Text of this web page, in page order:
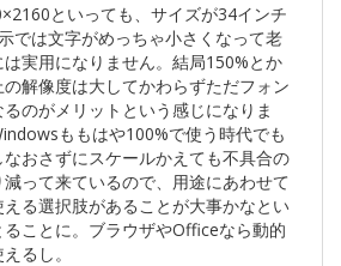
といっても、サイズが34インチ
では文字がめっちゃ小さくなって老
実用になりません。結局150%とか
解像度は大してかわらずただフォン
るのがメリットという感じになりま
ももはや100%で使う時代でも
おさずにスケールかえても不具合の
って来ているので、用途にあわせて
る選択肢があることが大事かなとい
ことに。ブラウザやOfficeなら動的
るし。